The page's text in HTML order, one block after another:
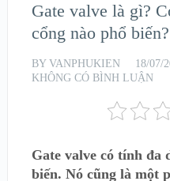
Gate valve là gì?
cổng nào phổ biến?
BY VANPHUKIEN 18/07/
KHÔNG CÓ BÌNH LUẬN
Gate valve có tính đa
biến. Nó cũng là một